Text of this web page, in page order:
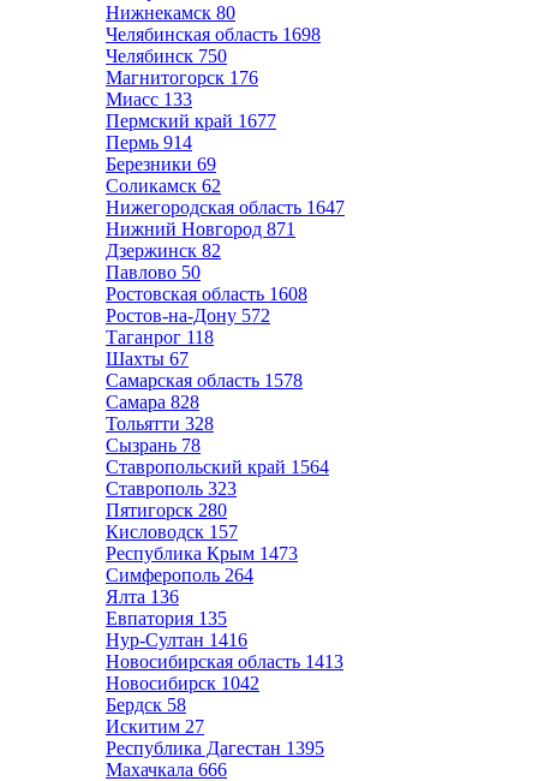
Нижнекамск 80
Челябинская область 1698
Челябинск 750
Магнитогорск 176
Миасс 133
Пермский край 1677
Пермь 914
Березники 69
Соликамск 62
Нижегородская область 1647
Нижний Новгород 871
Дзержинск 82
Павлово 50
Ростовская область 1608
Ростов-на-Дону 572
Таганрог 118
Шахты 67
Самарская область 1578
Самара 828
Тольятти 328
Сызрань 78
Ставропольский край 1564
Ставрополь 323
Пятигорск 280
Кисловодск 157
Республика Крым 1473
Симферополь 264
Ялта 136
Евпатория 135
Нур-Султан 1416
Новосибирская область 1413
Новосибирск 1042
Бердск 58
Искитим 27
Республика Дагестан 1395
Махачкала 666